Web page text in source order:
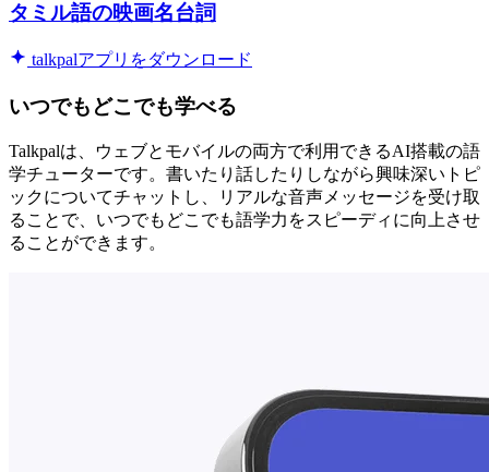
タミル語の映画名台詞
talkpalアプリをダウンロード
いつでもどこでも学べる
Talkpalは、ウェブとモバイルの両方で利用できるAI搭載の語
学チューターです。書いたり話したりしながら興味深いトピ
ックについてチャットし、リアルな音声メッセージを受け取
ることで、いつでもどこでも語学力をスピーディに向上させ
ることができます。